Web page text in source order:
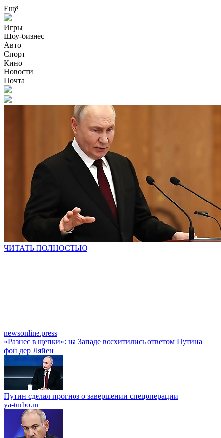
Ещё
Игры
Шоу-бизнес
Авто
Спорт
Кино
Новости
Почта
ЧИТАТЬ ПОЛНОСТЬЮ
newsonline.press
«Разнес в щепки»: на Западе восхитились ответом Путина
фон дер Ляйен
Путин сделал прогноз о завершении спецоперации
ya-turbo.ru